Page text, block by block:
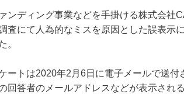
ンディング事業などを手掛ける株式会社
査にて人為的なミスを原因とした誤表示
。
ートは2020年2月6日に電子メールで送
回答者のメールアドレスなどが表示され